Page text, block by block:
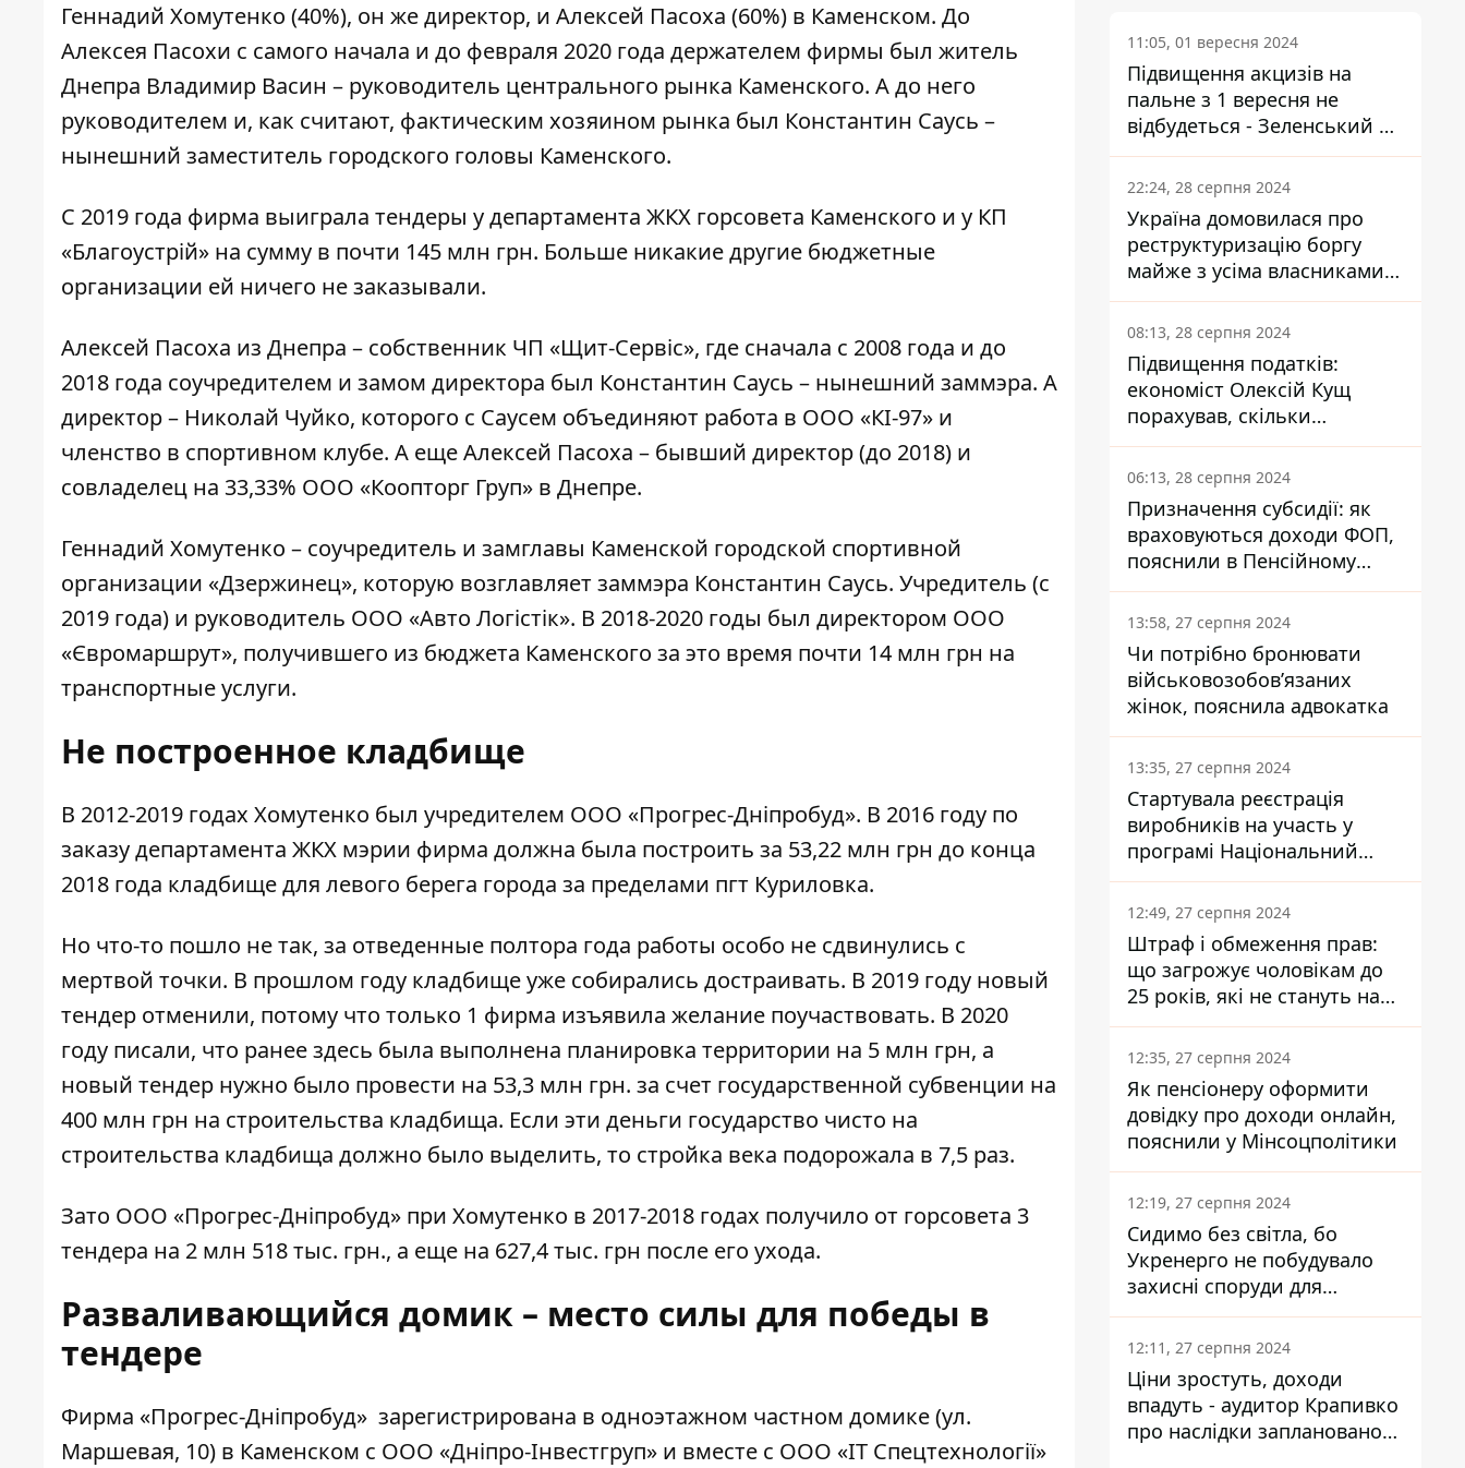
Геннадий Хомутенко (40%), он же директор, и Алексей Пасоха (60%) в Каменском. До
Алексея Пасохи с самого начала и до февраля 2020 года держателем фирмы был житель
Днепра Владимир Васин – руководитель центрального рынка Каменского. А до него
руководителем и, как считают, фактическим хозяином рынка был Константин Саусь –
нынешний заместитель городского головы Каменского.
C 2019 года фирма выиграла тендеры у департамента ЖКХ горсовета Каменского и у КП
«Благоустрій» на сумму в почти 145 млн грн. Больше никакие другие бюджетные
организации ей ничего не заказывали.
Алексей Пасоха из Днепра – собственник ЧП «Щит-Сервіс», где сначала с 2008 года и до
2018 года соучредителем и замом директора был Константин Саусь – нынешний заммэра. А
директор – Николай Чуйко, которого с Саусем объединяют работа в ООО «КІ-97» и
членство в спортивном клубе. А еще Алексей Пасоха – бывший директор (до 2018) и
совладелец на 33,33% ООО «Коопторг Груп» в Днепре.
Геннадий Хомутенко – соучредитель и замглавы Каменской городской спортивной
организации «Дзержинец», которую возглавляет заммэра Константин Саусь. Учредитель (с
2019 года) и руководитель ООО «Авто Логістік». В 2018-2020 годы был директором ООО
«Євромаршрут», получившего из бюджета Каменского за это время почти 14 млн грн на
транспортные услуги.
Не построенное кладбище
В 2012-2019 годах Хомутенко был учредителем ООО «Прогрес-Дніпробуд». В 2016 году по
заказу департамента ЖКХ мэрии фирма должна была построить за 53,22 млн грн до конца
2018 года кладбище для левого берега города за пределами пгт Куриловка.
Но что-то пошло не так, за отведенные полтора года работы особо не сдвинулись с
мертвой точки. В прошлом году кладбище уже собирались достраивать. В 2019 году новый
тендер отменили, потому что только 1 фирма изъявила желание поучаствовать. В 2020
году писали, что ранее здесь была выполнена планировка территории на 5 млн грн, а
новый тендер нужно было провести на 53,3 млн грн. за счет государственной субвенции на
400 млн грн на строительства кладбища. Если эти деньги государство чисто на
строительства кладбища должно было выделить, то стройка века подорожала в 7,5 раз.
Зато ООО «Прогрес-Дніпробуд» при Хомутенко в 2017-2018 годах получило от горсовета 3
тендера на 2 млн 518 тыс. грн., а еще на 627,4 тыс. грн после его ухода.
Разваливающийся домик – место силы для победы в
тендере
Фирма «Прогрес-Дніпробуд» зарегистрирована в одноэтажном частном домике (ул.
Маршевая, 10) в Каменском с ООО «Дніпро-Інвестгруп» и вместе с ООО «ІТ Спецтехнології»
11:05, 01 вересня 2024
Підвищення акцизів на
пальне з 1 вересня не
відбудеться - Зеленський не
підписав закон
22:24, 28 серпня 2024
Україна домовилася про
реструктуризацію боргу
майже з усіма власниками
єврооблігацій: що це
означає для країни
08:13, 28 серпня 2024
Підвищення податків:
економіст Олексій Кущ
порахував, скільки
заплатить кожен українець
06:13, 28 серпня 2024
Призначення субсидії: як
враховуються доходи ФОП,
пояснили в Пенсійному
фонді
13:58, 27 серпня 2024
Чи потрібно бронювати
військовозобов’язаних
жінок, пояснила адвокатка
13:35, 27 серпня 2024
Стартувала реєстрація
виробників на участь у
програмі Національний
кешбек: як це зробити
через портал Дія
12:49, 27 серпня 2024
Штраф і обмеження прав:
що загрожує чоловікам до
25 років, які не стануть на
військовий облік
12:35, 27 серпня 2024
Як пенсіонеру оформити
довідку про доходи онлайн,
пояснили у Мінсоцполітики
12:19, 27 серпня 2024
Сидимо без світла, бо
Укренерго не побудувало
захисні споруди для
енергетики - нардеп
Кучеренко
12:11, 27 серпня 2024
Ціни зростуть, доходи
впадуть - аудитор Крапивко
про наслідки запланованого